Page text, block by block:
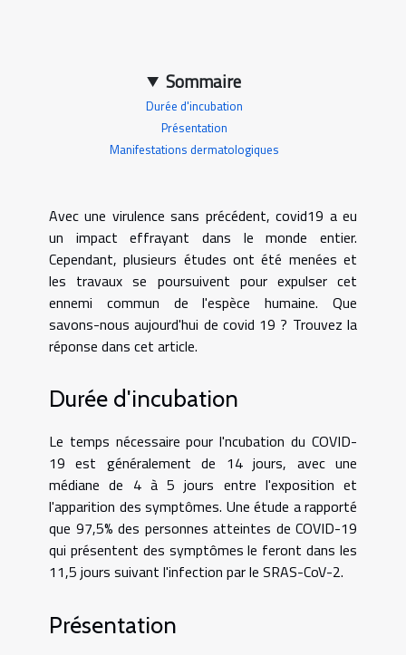
Sommaire
Durée d'incubation
Présentation
Manifestations dermatologiques
Avec une virulence sans précédent, covid19 a eu
un impact effrayant dans le monde entier.
Cependant, plusieurs études ont été menées et
les travaux se poursuivent pour expulser cet
ennemi commun de l'espèce humaine. Que
savons-nous aujourd'hui de covid 19 ? Trouvez la
réponse dans cet article.
Durée d'incubation
Le temps nécessaire pour l'ncubation du COVID-
19 est généralement de 14 jours, avec une
médiane de 4 à 5 jours entre l'exposition et
l'apparition des symptômes. Une étude a rapporté
que 97,5% des personnes atteintes de COVID-19
qui présentent des symptômes le feront dans les
11,5 jours suivant l'infection par le SRAS-CoV-2.
Présentation